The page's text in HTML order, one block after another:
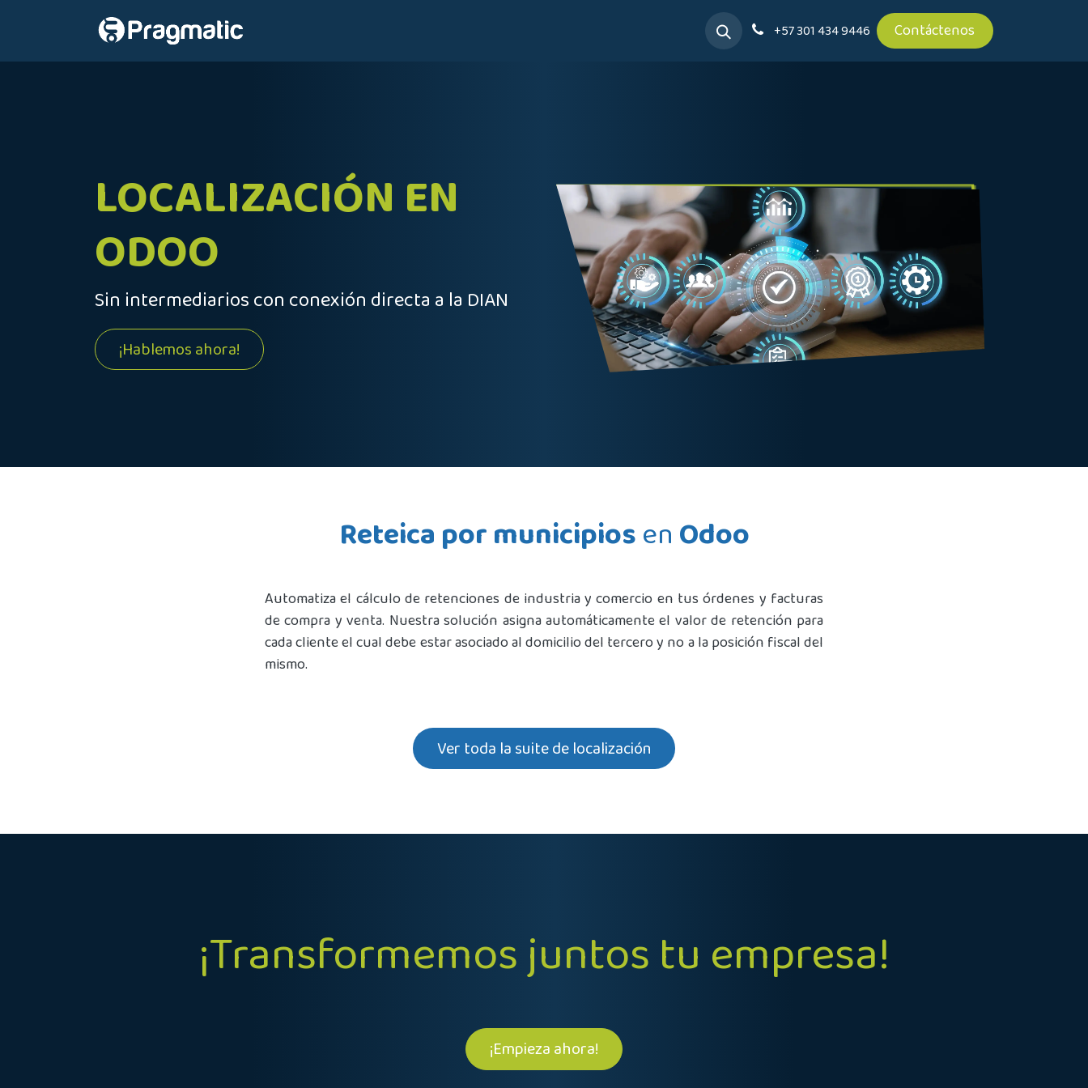
+57 301 434 9446 Contáctenos
LOCALIZACIÓN EN
ODOO
Sin intermediarios con conexión directa a la DIAN
¡Hablemos ahora!
Reteica por municipiosenOdoo
Automatiza el cálculo de retenciones de industria y comercio en tus órdenes y facturas
de compra y venta. Nuestra solución asigna automáticamente el valor de retención para
cada cliente el cual debe estar asociado al domicilio del tercero y no a la posición fiscal del
mismo.
Ver toda la suite de localización
​¡Transformemos juntos tu empresa!
¡Empieza ahora!